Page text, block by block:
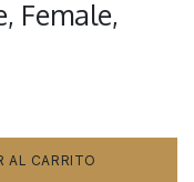
Female,
AL CARRITO